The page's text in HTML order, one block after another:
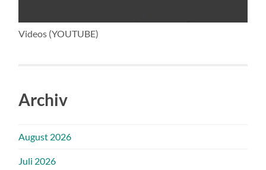
Videos (YOUTUBE)
Archiv
August 2026
Juli 2026